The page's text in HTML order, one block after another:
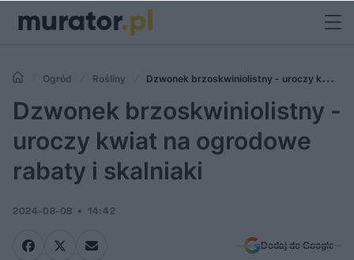
Ogród Rośliny
Dzwonek brzoskwiniolistny - uroczy kwiat
na ogrodowe rabaty i skalniaki
Dzwonek brzoskwiniolistny -
uroczy kwiat na ogrodowe
rabaty i skalniaki
2024-08-08 14:42
Dodaj do Google